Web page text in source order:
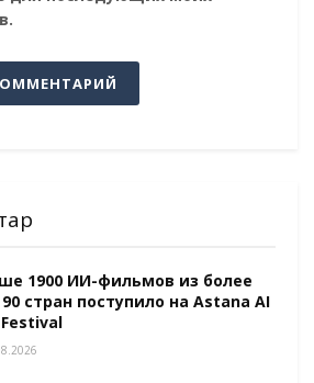
1900 ИИ-фильмов из более
стран поступило на Astana AI